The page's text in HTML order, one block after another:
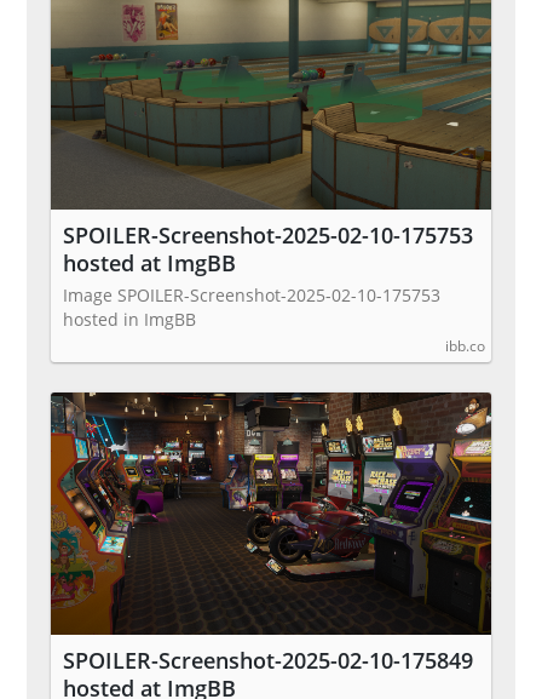
SPOILER-Screenshot-2025-02-10-175753
hosted at ImgBB
Image SPOILER-Screenshot-2025-02-10-175753
hosted in ImgBB
ibb.co
SPOILER-Screenshot-2025-02-10-175849
hosted at ImgBB